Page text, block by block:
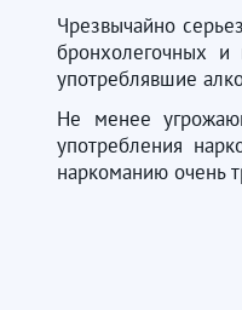
Чрезвычайно
бронхолегочных
употреблявшие
Не менее
употребления
наркоманию очень